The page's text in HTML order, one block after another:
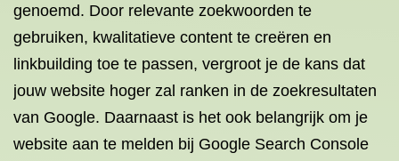
genoemd. Door relevante zoekwoorden te
gebruiken, kwalitatieve content te creëren en
linkbuilding toe te passen, vergroot je de kans dat
jouw website hoger zal ranken in de zoekresultaten
van Google. Daarnaast is het ook belangrijk om je
website aan te melden bij Google Search Console